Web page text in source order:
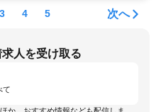
3 4 5 次へ
人を受け取る
て